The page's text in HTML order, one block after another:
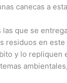
canecas a
que se
residuos en
y lo repliquen